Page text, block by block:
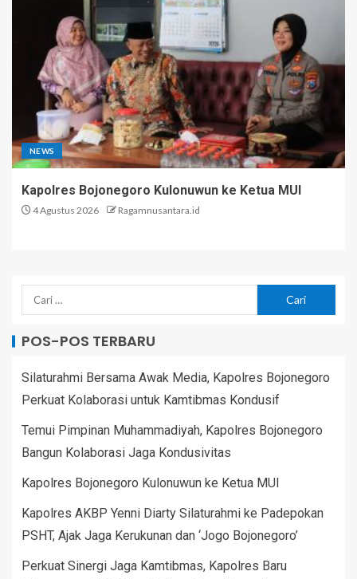
NEWS
Kapolres Bojonegoro Kulonuwun ke Ketua MUI
4 Agustus 2026 Ragamnusantara.id
POS-POS TERBARU
Silaturahmi Bersama Awak Media, Kapolres Bojonegoro
Perkuat Kolaborasi untuk Kamtibmas Kondusif
Temui Pimpinan Muhammadiyah, Kapolres Bojonegoro
Bangun Kolaborasi Jaga Kondusivitas
Kapolres Bojonegoro Kulonuwun ke Ketua MUI
Kapolres AKBP Yenni Diarty Silaturahmi ke Padepokan
PSHT, Ajak Jaga Kerukunan dan ‘Jogo Bojonegoro’
Perkuat Sinergi Jaga Kamtibmas, Kapolres Baru